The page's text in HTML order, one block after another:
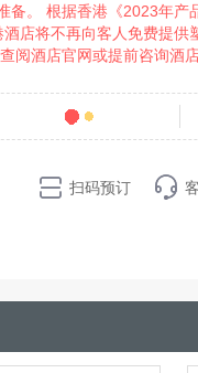
备。 根据香港《2023年产
店将不再向客人免费提供
阅酒店官网或提前咨询酒店
条点评
扫码预订